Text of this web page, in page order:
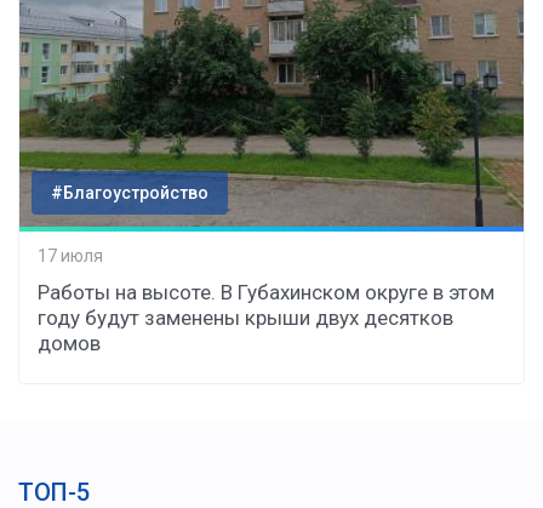
#Благоустройство
17 июля
Работы на высоте. В Губахинском округе в этом
году будут заменены крыши двух десятков
домов
ТОП-5